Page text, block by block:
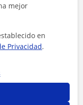
10€/h
mejor
en
Privacidad.